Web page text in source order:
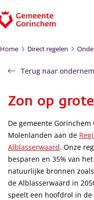
Home Direct regelen
Terug naar
Zon op
De gemeente
Molenlanden aan de
Alblasserwaard. Onze
besparen en 35% van
natuurlijke bronnen
de Alblasserwaard in
speelt een hoofdrol in